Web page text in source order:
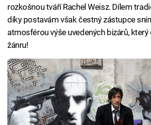
rozkošnou tváří Rachel Weisz. Dílem
díky postavám však čestný zástupce
atmosférou výše uvedených bizárů,
žánru!